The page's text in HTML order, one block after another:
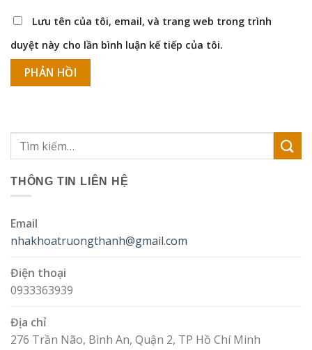
Lưu tên của tôi, email, và trang web trong trình
duyệt này cho lần bình luận kế tiếp của tôi.
THÔNG TIN LIÊN HỆ
Email
nhakhoatruongthanh@gmail.com
Điện thoại
0933363939
Địa chỉ
276 Trần Não, Bình An, Quận 2, TP Hồ Chí Minh